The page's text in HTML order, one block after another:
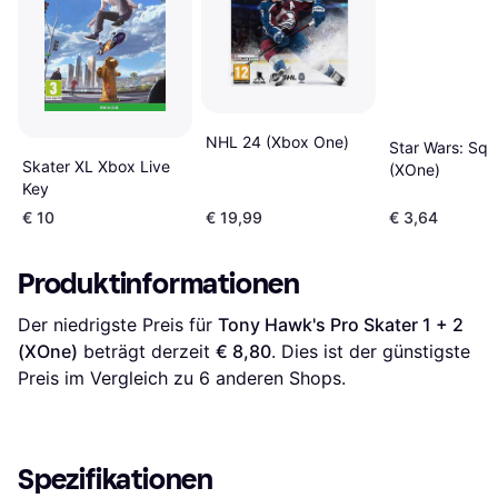
Skater XL Xbox Live
Key
€ 10
NHL 24 (Xbox One)
€ 19,99
Star Wars:
(XOne)
€ 3,64
Produktinformationen
Der niedrigste Preis für Tony Hawk's Pro Skater 1 + 2
(XOne) beträgt derzeit € 8,80. Dies ist der günstigste
Preis im Vergleich zu 6 anderen Shops.
Spezifikationen